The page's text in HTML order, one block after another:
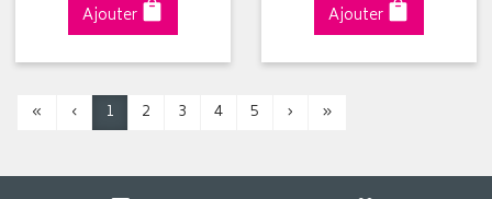
Ajouter Ajouter
« ‹ 1 2 3 4 5 › »